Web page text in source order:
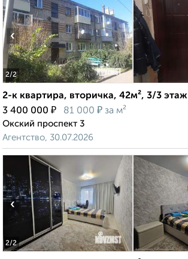
2/2
‹
2-к квартира, вторичка, 42м², 3/3 этаж
3 400 000 ₽ 81 000 ₽ за м²
Окский проспект 3
Агентство, 30.07.2026
2/2
‹